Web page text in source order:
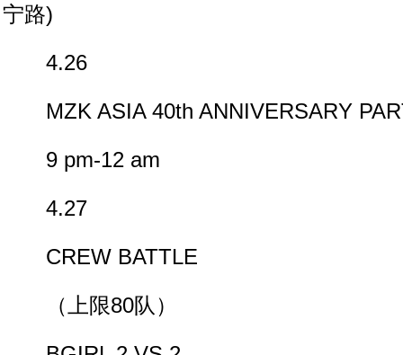
宁路)
4.26
MZK ASIA 40th ANNIVERSARY
9 pm-12 am
4.27
CREW BATTLE
（上限80队）